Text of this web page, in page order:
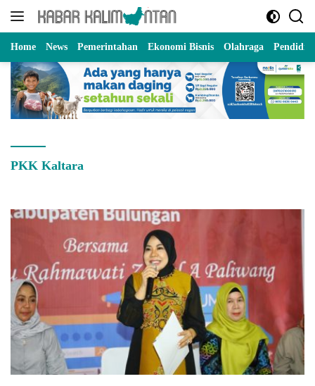
Langsung
Home News Pemerintahan Ekonomi Bisnis Olahraga
PKK Kaltara